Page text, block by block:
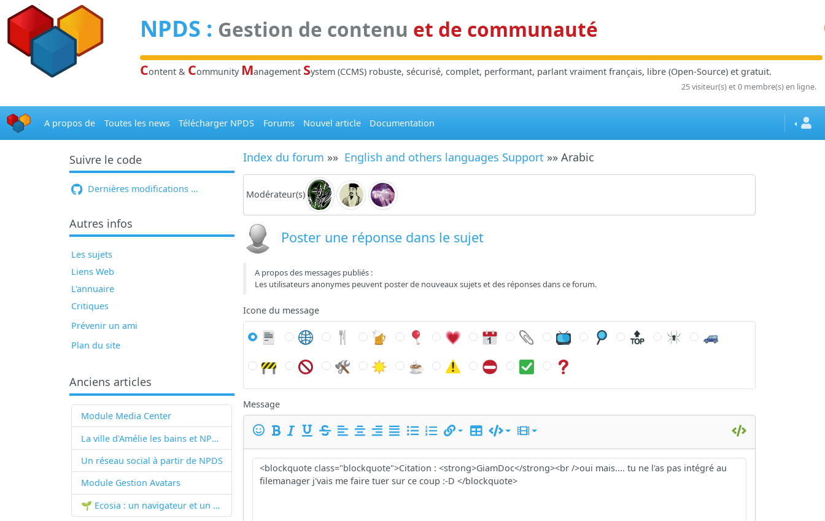
NPDS : Gestion de contenu et de communauté
Content & Community Management System (CCMS) robuste, sécurisé, complet, performant, parlant vraiment français, libre (Open-Source) et gratuit.
25 visiteur(s) et 0 membre(s) en ligne.
A propos de Toutes les news Télécharger NPDS Forums Nouvel article Documentation
Suivre le code
Dernières modifications ...
Autres infos
Les sujets
Liens Web
L'annuaire
Critiques
Prévenir un ami
Plan du site
Anciens articles
Module Media Center
La ville d'Amélie les bains et NPDS
Un réseau social à partir de NPDS
Module Gestion Avatars
🌱 Ecosia : un navigateur et un moteur de recherche qui plantent des arbres !...
Index du forum »» English and others languages Support »» Arabic
Modérateur(s)
Poster une réponse dans le sujet
A propos des messages publiés :
Les utilisateurs anonymes peuvent poster de nouveaux sujets et des réponses dans ce forum.
Icone du message
Message
Panneau de gestion des cookies